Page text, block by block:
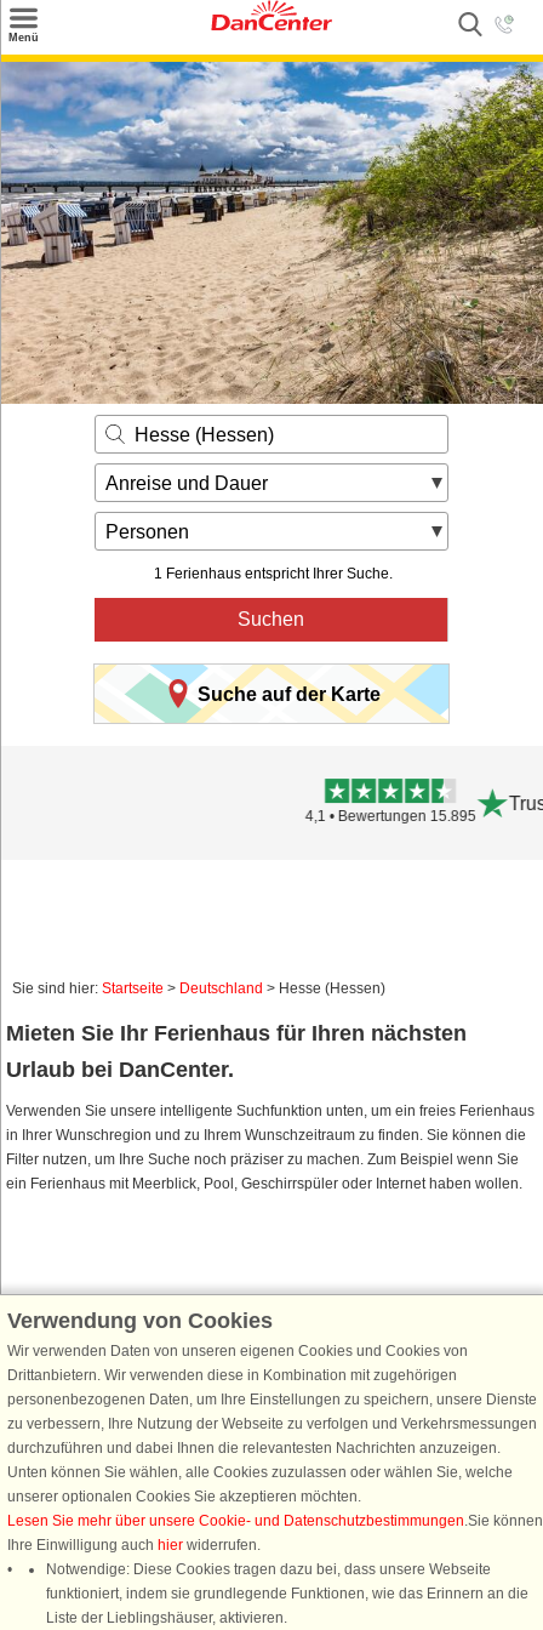
Menü
Suchen
Urlaubsziele
Weitere Urlaubsziele
Angebote
Inspiration
Kontakt
Gut zu wissen
Login
Hesse (Hessen)
Anreise und Dauer
Personen
1 Ferienhaus entspricht Ihrer Suche.
Suchen
Suche auf der Karte
4,1 • Bewertungen 15.895
Trustpilot
Sie sind hier: Startseite > Deutschland > Hesse (Hessen)
Mieten Sie Ihr Ferienhaus für Ihren nächsten
Urlaub bei DanCenter.
Verwenden Sie unsere intelligente Suchfunktion unten, um ein freies Ferienhaus
in Ihrer Wunschregion und zu Ihrem Wunschzeitraum zu finden. Sie können die
Filter nutzen, um Ihre Suche noch präziser zu machen. Zum Beispiel wenn Sie
ein Ferienhaus mit Meerblick, Pool, Geschirrspüler oder Internet haben wollen.
Schließen Sie sich 100.000 Ferienhaus-Fans an
Willkommensgutschein von 25 €
Ferienhausurlaub - melden Sie sich einfach für den DanCenter Newsletter
an. Verpassen Sie nie wieder exklusive Angebote, Gewinnspiele und
Urlaubstipps!
Newsletter abonnieren
Verwendung von Cookies
Wir verwenden Daten von unseren eigenen Cookies und Cookies von
Drittanbietern. Wir verwenden diese in Kombination mit zugehörigen
personenbezogenen Daten, um Ihre Einstellungen zu speichern, unsere Dienste
zu verbessern, Ihre Nutzung der Webseite zu verfolgen und Verkehrsmessungen
durchzuführen und dabei Ihnen die relevantesten Nachrichten anzuzeigen.
Unten können Sie wählen, alle Cookies zuzulassen oder wählen Sie, welche
unserer optionalen Cookies Sie akzeptieren möchten.
Lesen Sie mehr über unsere Cookie- und Datenschutzbestimmungen .Sie können
Ihre Einwilligung auch hier widerrufen.
Notwendige: Diese Cookies tragen dazu bei, dass unsere Webseite
funktioniert, indem sie grundlegende Funktionen, wie das Erinnern an die
Liste der Lieblingshäuser, aktivieren.